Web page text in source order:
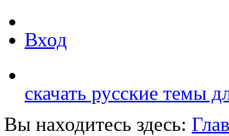
Вход
скачать русские темы
Вы находитесь здесь: